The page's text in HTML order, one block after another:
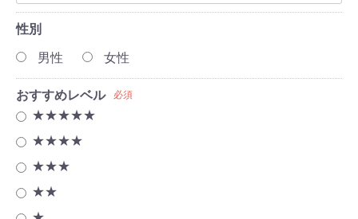
性別
男性
女性
おすすめレベル 必須
★★★★★
★★★★
★★★
★★